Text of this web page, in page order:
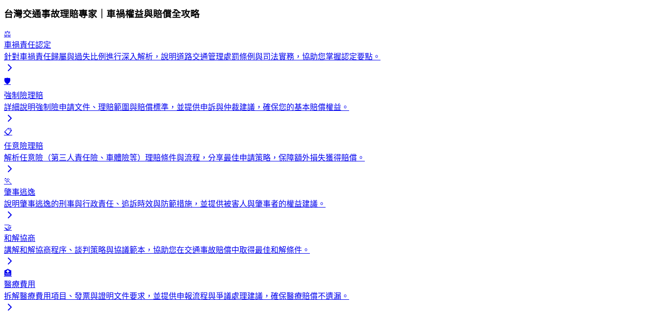
台灣交通事故理賠專家｜車禍權益與賠償全攻略
⚖️
車禍責任認定
針對車禍責任歸屬與過失比例進行深入解析，說明道路交通管理處罰條例與司法實務，協助您掌握認定要點。
🛡️
強制險理賠
詳細說明強制險申請文件、理賠範圍與賠償標準，並提供申訴與仲裁建議，確保您的基本賠償權益。
📋
任意險理賠
解析任意險（第三人責任險、車體險等）理賠條件與流程，分享最佳申請策略，保障額外損失獲得賠償。
🏃
肇事逃逸
說明肇事逃逸的刑事與行政責任、追訴時效與防範措施，並提供被害人與肇事者的權益建議。
🤝
和解協商
講解和解協商程序、談判策略與協議範本，協助您在交通事故賠償中取得最佳和解條件。
🏥
醫療費用
拆解醫療費用項目、發票與證明文件要求，並提供申報流程與爭議處理建議，確保醫療賠償不遺漏。